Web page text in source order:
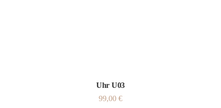
Uhr U03
99,00 €